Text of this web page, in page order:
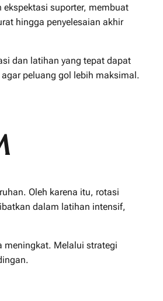
suporter, membuat
hingga penyelesaian akhir
dan latihan yang tepat dapat
peluang gol lebih maksimal.
Oleh karena itu, rotasi
dalam latihan intensif,
meningkat. Melalui strategi